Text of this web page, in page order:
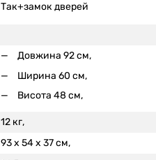
Так+замок дверей
Довжина 92 см,
Ширина 60 см,
Висота 48 см,
12 кг,
93 x 54 x 37 см,